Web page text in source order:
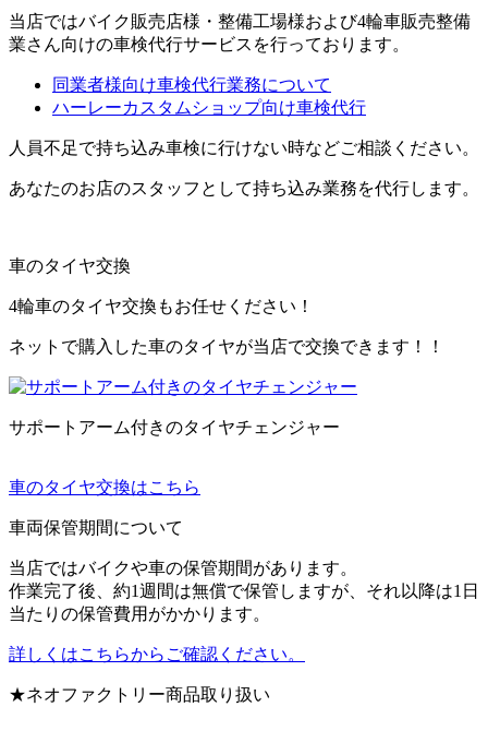
当店ではバイク販売店様・整備工場様および4輪車販売整備
業さん向けの車検代行サービスを行っております。
同業者様向け車検代行業務について
ハーレーカスタムショップ向け車検代行
人員不足で持ち込み車検に行けない時などご相談ください。
あなたのお店のスタッフとして持ち込み業務を代行します。
車のタイヤ交換
4輪車のタイヤ交換もお任せください！
ネットで購入した車のタイヤが当店で交換できます！！
サポートアーム付きのタイヤチェンジャー
車のタイヤ交換はこちら
車両保管期間について
当店ではバイクや車の保管期間があります。
作業完了後、約1週間は無償で保管しますが、それ以降は1日
当たりの保管費用がかかります。
詳しくはこちらからご確認ください。
★ネオファクトリー商品取り扱い